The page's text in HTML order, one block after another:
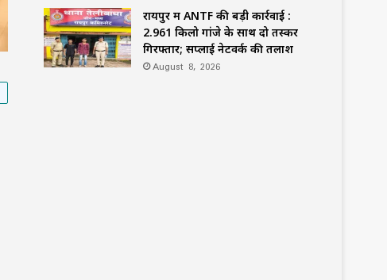
रायपुर में ANTF की बड़ी कार्रवाई :
2.961 किलो गांजे के साथ दो तस्कर
गिरफ्तार; सप्लाई नेटवर्क की तलाश
August 8, 2026